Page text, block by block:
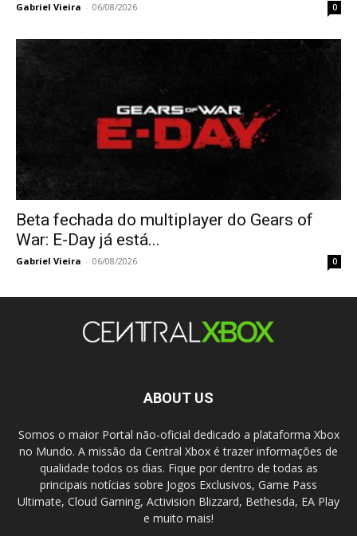
Gabriel Vieira - 06/08/2026 0
Beta fechada do multiplayer do Gears of
War: E-Day já está...
Gabriel Vieira - 06/08/2026 0
ABOUT US
Somos o maior Portal não-oficial dedicado a plataforma Xbox
no Mundo. A missão da Central Xbox é trazer informações de
qualidade todos os dias. Fique por dentro de todas as
principais notícias sobre Jogos Exclusivos, Game Pass
Ultimate, Cloud Gaming, Activision Blizzard, Bethesda, EA Play
e muito mais!